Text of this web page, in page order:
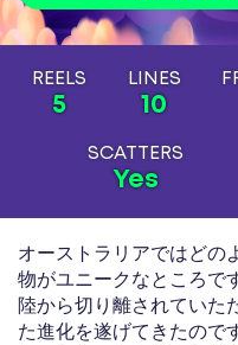
REELS
5
LINES
10
SCATTERS
Yes
オーストラリアではどの
物がユニークなところで
陸から切り離されていた
た進化を遂げてきたので